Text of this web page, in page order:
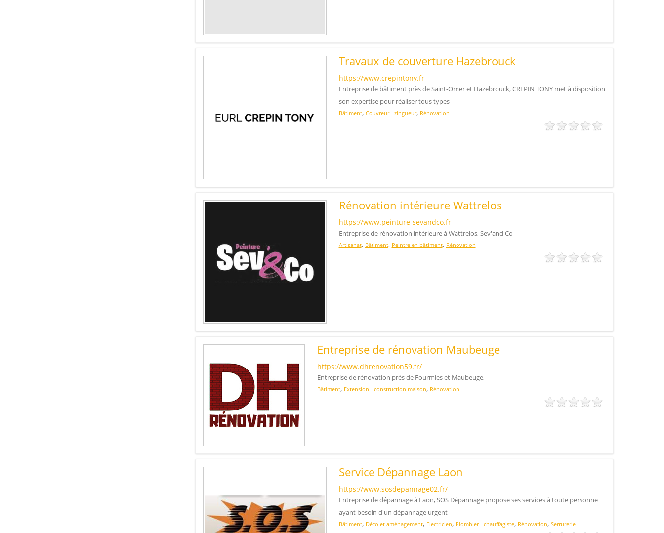
Travaux de couverture Hazebrouck
https://www.crepintony.fr
Entreprise de bâtiment près de Saint-Omer et Hazebrouck, CREPIN TONY met à disposition
son expertise pour réaliser tous types
Bâtiment, Couvreur - zingueur, Rénovation
Rénovation intérieure Wattrelos
https://www.peinture-sevandco.fr
Entreprise de rénovation intérieure à Wattrelos, Sev'and Co
Artisanat, Bâtiment, Peintre en bâtiment, Rénovation
Entreprise de rénovation Maubeuge
https://www.dhrenovation59.fr/
Entreprise de rénovation près de Fourmies et Maubeuge,
Bâtiment, Extension - construction maison, Rénovation
Service Dépannage Laon
https://www.sosdepannage02.fr/
Entreprise de dépannage à Laon, SOS Dépannage propose ses services à toute personne
ayant besoin d'un dépannage urgent
Bâtiment, Déco et aménagement, Electricien, Plombier - chauffagiste, Rénovation, Serrurerie